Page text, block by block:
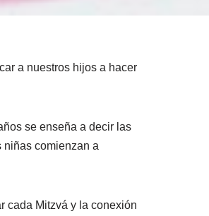
a nuestros hijos a hacer
se enseña a decir las
niñas comienzan a
cada Mitzvá y la conexión